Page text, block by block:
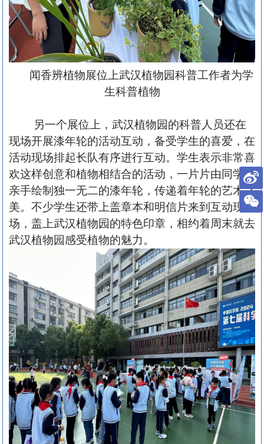
闻香辨植物展位上武汉植物园科普工作者为学
生科普植物
另一个展位上，武汉植物园的科普人员还在
现场开展漆年轮的活动互动，备受学生的喜爱，在
活动现场排起长队有序进行互动。学生表示非常喜
欢这样创意和植物相结合的活动，一片片由同学们
亲手绘制独一无二的漆年轮，传递着年轮的艺术之
美。不少学生还带上盖章本和明信片来到互动现
场，盖上武汉植物园的特色印章，相约着周末就去
武汉植物园感受植物的魅力。